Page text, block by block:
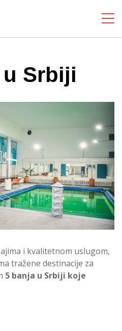
Srbiji
i kvalitetnom uslugom,
tražene destinacije za
5 banja u Srbiji koje